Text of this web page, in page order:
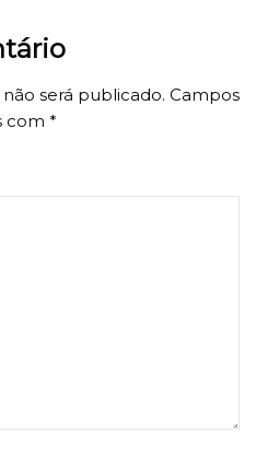
será publicado. Campos
com *